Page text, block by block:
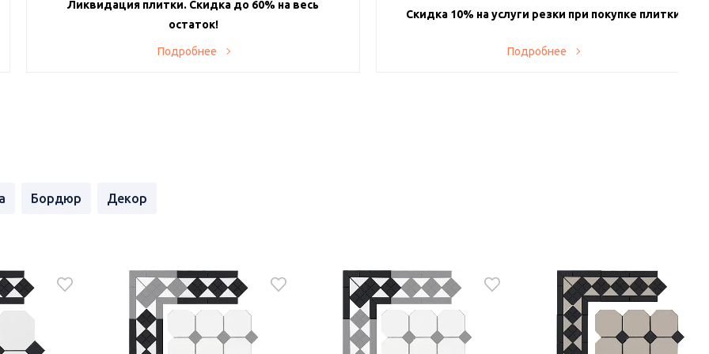
Ликвидация плитки. Скидка до 60% на весь
остаток!
Хотите создать уникальный интерьер по супервыгодной
Подробнее
Скидка 10% на услуги резки при покупке плитки
Теперь у вас есть возможность заказывать у нас резку
Подробнее
Бордюр Декор